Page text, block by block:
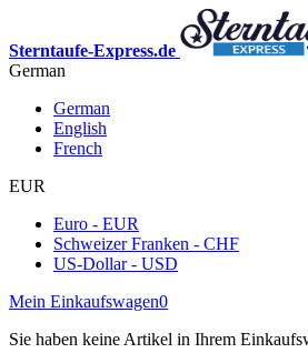
Sterntaufe-Express.de
German
German
English
French
EUR
Euro - EUR
Schweizer Franken - CHF
US-Dollar - USD
Mein Einkaufswagen0
Sie haben keine Artikel in Ihrem